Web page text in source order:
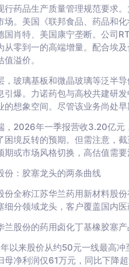
行药品生产质量管理规范要求
场。美国《联邦食品、药品和
国肖特、美国康宁垄断。公司
从零到一的高端增量。配合埃
值溢价。
，玻璃基板和微晶玻璃等泛半
引爆。力诺药包与高校共建研
的想象空间。尽管该业务尚处
，2026年一季报营收3.20亿元
困境反转的预期。但需注意，
期或市场风格切换，高估值需要
份：胶塞龙头的两条曲线
份全称江苏华兰药用新材料股
细分领域龙头，客户覆盖国内
兰股份的药用卤化丁基橡胶塞产
以来股价从约50元一线最高
母净利润仅61万元，同比下降